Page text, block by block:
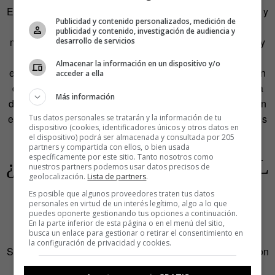
Es una reacción lógica en una situación llena de tragedias y
ansiedades. Elprofesionalimpertérrito de antes no podía
mostrar ni una pequeña emoción. Todo era
y
eficacia
. Pero esto también está mutando. No hace falta
esconder que hay más vida que el oficio. Incluso hay quien
dice que ahora sienten menos las jerarquías: no hay tanta
distancia entre un jefe y un empleado cuando los dos están
en sudadera y en las reuniones de trabajo se ven asaltados
por asuntos familiares y escenas domésticas.
¿HACIA LA EXTINCIÓN DEL
‘PROFESIONAL’
IMPASIBLE?
Se extinguieron los yuppies
de los años 90. Desaparecieron
losviajantesdel siglo XX. Es cuestión de tiempo que se
Publicidad y contenido personalizados, medición de
publicidad y contenido, investigación de audiencia y
desarrollo de servicios
Almacenar la información en un dispositivo y/o
acceder a ella
Más información
Tus datos personales se tratarán y la información de tu
dispositivo (cookies, identificadores únicos y otros datos en
el dispositivo) podrá ser almacenada y consultada por 205
partners y compartida con ellos, o bien usada
específicamente por este sitio. Tanto nosotros como
nuestros partners podemos usar datos precisos de
geolocalización. Lista de partners.
Es posible que algunos proveedores traten tus datos
personales en virtud de un interés legítimo, algo a lo que
puedes oponerte gestionando tus opciones a continuación.
En la parte inferior de esta página o en el menú del sitio,
busca un enlace para gestionar o retirar el consentimiento en
la configuración de privacidad y cookies.